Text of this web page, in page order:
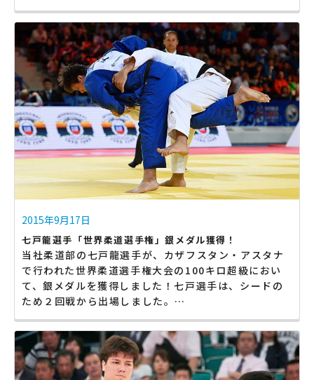
2015年9月17日
七戸龍選手「世界柔道選手権」銀メダル獲得！
当社柔道部の七戸龍選手が、カザフスタン・アスタナ
で行われた世界柔道選手権大会の100キロ超級におい
て、銀メダルを獲得しました！七戸選手は、シードの
ため２回戦から出場しました。…